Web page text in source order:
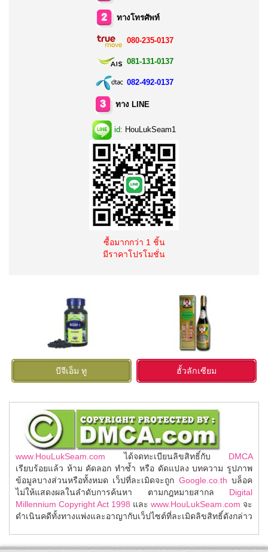
ทางโทรศัพท์
080-235-0137
081-131-0137
082-492-0137
ทาง LINE
id: HouLukSeam1
ซื้อมากกว่า 1 ชิ้น
มีราคาโปรโมชั่น
บีจีเอ็ม ทู ฮั้วลักเซียม
www.HouLukSeam.com ได้จดทะเบียนลิขสิทธิ์กับ DMCA
เรียบร้อยแล้ว ห้าม คัดลอก ทำซ้ำ หรือ ดัดแปลง บทความ รูปภาพ
ข้อมูลบางส่วนหรือทั้งหมด เว็ปที่ละเมิดจะถูก Google.co.th บล็อค
ไม่ให้แสดงผลในลำดับการค้นหา ตามกฎหมายสากล Digital
Millennium Copyright Act 1998 และ www.HouLukSeam.com จะ
ดำเนินคดีทั้งทางแพ่งและอาญากับเว็ปไซต์ที่ละเมิดลิขสิทธิ์ดังกล่าว